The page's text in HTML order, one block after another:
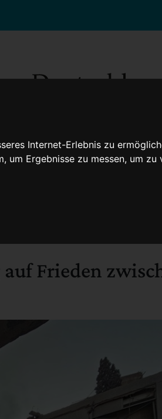
Internet-Erlebnis zu
Ergebnisse zu messen, um
Frieden